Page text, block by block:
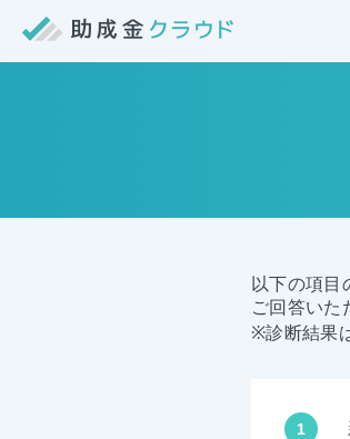
以下の項目
ご回答いた
※診断結果
1